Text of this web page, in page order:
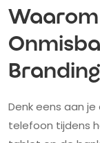
Waarom
Branding
Denk eens aan
telefoon tijdens